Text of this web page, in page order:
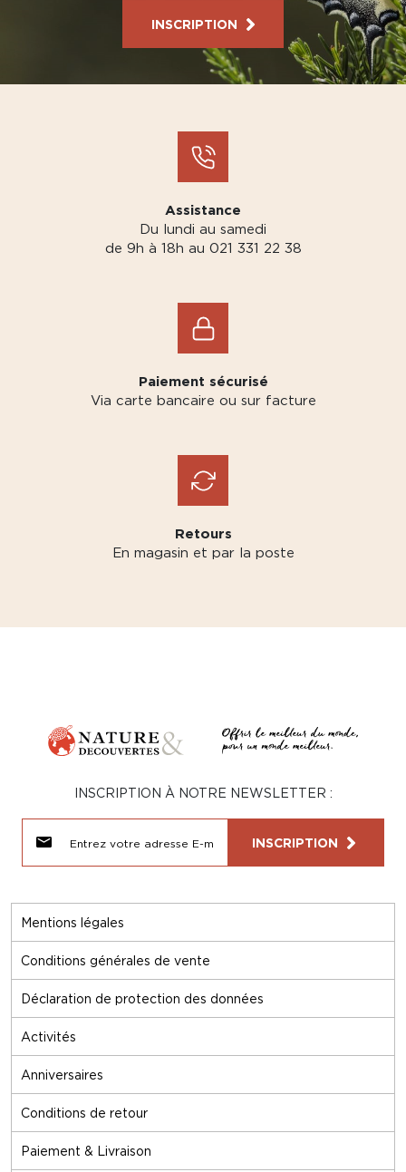
INSCRIPTION
Assistance
Du lundi au samedi
de 9h à 18h au 021 331 22 38
Paiement sécurisé
Via carte bancaire ou sur facture
Retours
En magasin et par la poste
Mentions légales
Conditions générales de vente
Déclaration de protection des données
Activités
Anniversaires
Conditions de retour
Paiement & Livraison
INSCRIPTION À NOTRE NEWSLETTER :
INSCRIPTION